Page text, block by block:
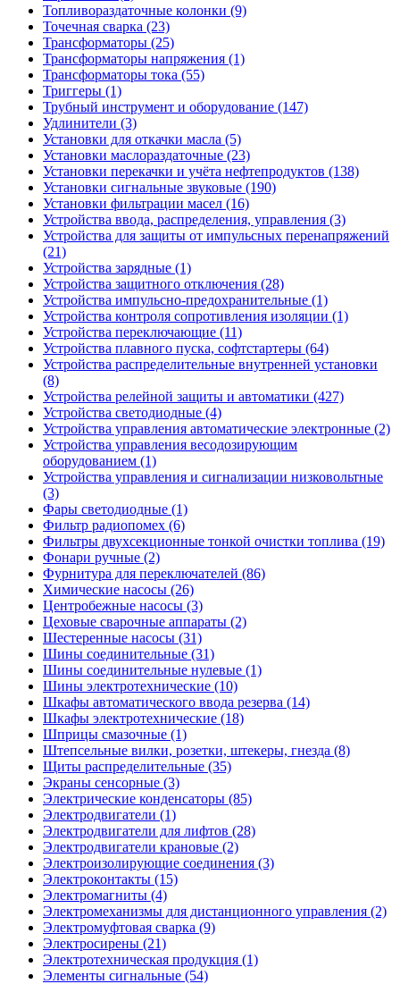
Топливораздаточные колонки (9)
Точечная сварка (23)
Трансформаторы (25)
Трансформаторы напряжения (1)
Трансформаторы тока (55)
Триггеры (1)
Трубный инструмент и оборудование (147)
Удлинители (3)
Установки для откачки масла (5)
Установки маслораздаточные (23)
Установки перекачки и учёта нефтепродуктов (138)
Установки сигнальные звуковые (190)
Установки фильтрации масел (16)
Устройства ввода, распределения, управления (3)
Устройства для защиты от импульсных перенапряжений
(21)
Устройства зарядные (1)
Устройства защитного отключения (28)
Устройства импульсно-предохранительные (1)
Устройства контроля сопротивления изоляции (1)
Устройства переключающие (11)
Устройства плавного пуска, софтстартеры (64)
Устройства распределительные внутренней установки
(8)
Устройства релейной защиты и автоматики (427)
Устройства светодиодные (4)
Устройства управления автоматические электронные (2)
Устройства управления весодозирующим
оборудованием (1)
Устройства управления и сигнализации низковольтные
(3)
Фары светодиодные (1)
Фильтр радиопомех (6)
Фильтры двухсекционные тонкой очистки топлива (19)
Фонари ручные (2)
Фурнитура для переключателей (86)
Химические насосы (26)
Центробежные насосы (3)
Цеховые сварочные аппараты (2)
Шестеренные насосы (31)
Шины соединительные (31)
Шины соединительные нулевые (1)
Шины электротехнические (10)
Шкафы автоматического ввода резерва (14)
Шкафы электротехнические (18)
Шприцы смазочные (1)
Штепсельные вилки, розетки, штекеры, гнезда (8)
Щиты распределительные (35)
Экраны сенсорные (3)
Электрические конденсаторы (85)
Электродвигатели (1)
Электродвигатели для лифтов (28)
Электродвигатели крановые (2)
Электроизолирующие соединения (3)
Электроконтакты (15)
Электромагниты (4)
Электромеханизмы для дистанционного управления (2)
Электромуфтовая сварка (9)
Электросирены (21)
Электротехническая продукция (1)
Элементы сигнальные (54)